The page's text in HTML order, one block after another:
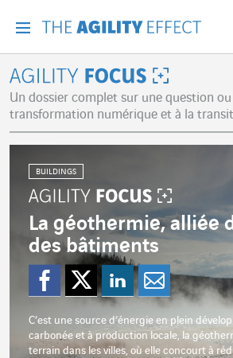
Agility Focus
Un dossier complet sur une question
transformation numérique et à la
BUILDINGS
La géothermie, alliée
des bâtiments
Partager sur
Partager
C’est une source d’énergie en plein
carbonée et à production locale, la
terrain dans les villes, où elle concourt à